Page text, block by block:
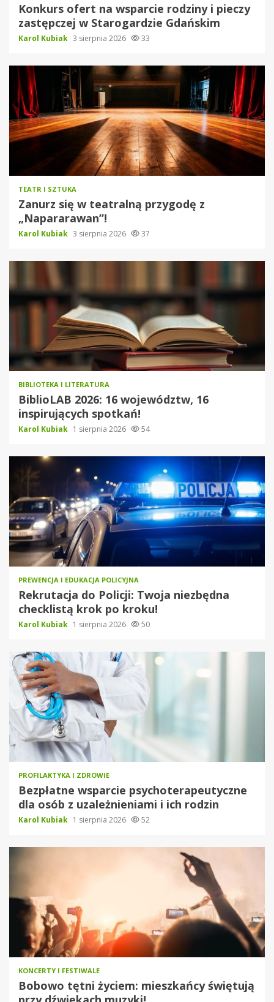
Konkurs ofert na wsparcie rodziny i pieczy
zastępczej w Starogardzie Gdańskim
Karol Kubiak 3 sierpnia 2026 33
TEATR I SZTUKA
Zanurz się w teatralną przygodę z
„Napararawan”!
Karol Kubiak 3 sierpnia 2026 37
BIBLIOTEKA I LITERATURA
BiblioLAB 2026: 16 województw, 16
inspirujących spotkań!
Karol Kubiak 1 sierpnia 2026 54
PREWENCJA I EDUKACJA POLICYJNA
Rekrutacja do Policji: Twoja niezbędna
checklistą krok po kroku!
Karol Kubiak 1 sierpnia 2026 50
PROFILAKTYKA I ZDROWIE
Bezpłatne wsparcie psychoterapeutyczne
dla osób z uzależnieniami i ich rodzin
Karol Kubiak 1 sierpnia 2026 52
KONCERTY I FESTIWALE
Bobowo tętni życiem: mieszkańcy świętują